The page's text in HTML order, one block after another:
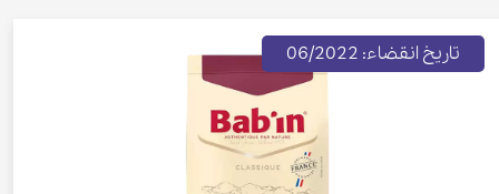
تاریخ انقضاء: 06/2022